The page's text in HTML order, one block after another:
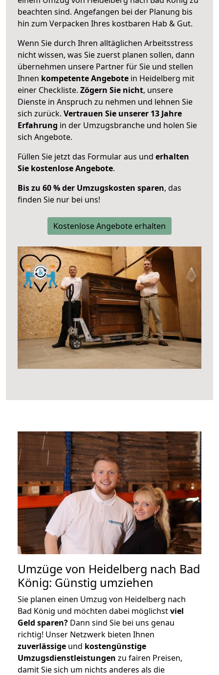
beachten sind. Angefangen bei der Planung bis
hin zum Verpacken Ihres kostbaren Hab & Gut.
Wenn Sie durch Ihren alltäglichen Arbeitsstress
nicht wissen, was Sie zuerst planen sollen, dann
übernehmen unsere Partner für Sie und stellen
Ihnen kompetente Angebote in Heidelberg mit
einer Checkliste. Zögern Sie nicht, unsere
Dienste in Anspruch zu nehmen und lehnen Sie
sich zurück. Vertrauen Sie unserer 13 Jahre
Erfahrung in der Umzugsbranche und holen Sie
sich Angebote.
Füllen Sie jetzt das Formular aus und erhalten
Sie kostenlose Angebote.
Bis zu 60 % der Umzugskosten sparen, das
finden Sie nur bei uns!
Kostenlose Angebote erhalten
Umzüge von Heidelberg nach Bad
König: Günstig umziehen
Sie planen einen Umzug von Heidelberg nach
Bad König und möchten dabei möglichstviel
Geld sparen? Dann sind Sie bei uns genau
richtig! Unser Netzwerk bieten Ihnen
zuverlässige und kostengünstige
Umzugsdienstleistungen zu fairen Preisen,
damit Sie sich um nichts anderes als die